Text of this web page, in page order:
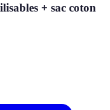
+ sac coton